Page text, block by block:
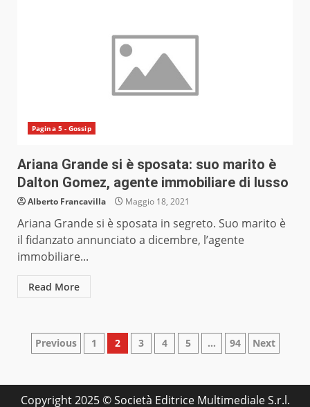
Pagina 5 - Gossip
Ariana Grande si è sposata: suo marito è
Dalton Gomez, agente immobiliare di lusso
Alberto Francavilla Maggio 18, 2021
Ariana Grande si è sposata in segreto. Suo marito è
il fidanzato annunciato a dicembre, l’agente
immobiliare...
Read More
Paginazione
articoli
Previous 1 2 3 4 5 … 94 Next
Copyright 2025 © Società Editrice Multimediale S.r.l.